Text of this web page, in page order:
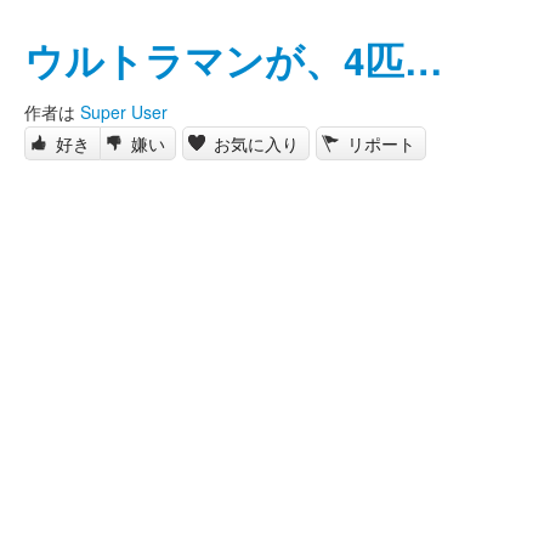
ウルトラマンが、4匹…
作者は Super User
好き
嫌い お気に入り リポート